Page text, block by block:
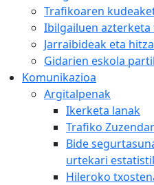
Trafikoaren
Ibilgailuen azterketa
Jarraibideak eta
Gidarien eskola
Komunikazioa
Argitalpenak
Ikerketa lanak
Trafiko
Bide
urtekari
Hileroko